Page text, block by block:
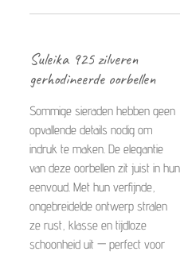
Suleika 925 zilveren
gerhodineerde oorbellen
Sommige sieraden hebben geen
opvallende details nodig om
indruk te maken. De elegantie
van deze oorbellen zit juist in hun
eenvoud. Met hun verfijnde,
ongebreidelde ontwerp stralen
ze rust, klasse en tijdloze
schoonheid uit — perfect voor